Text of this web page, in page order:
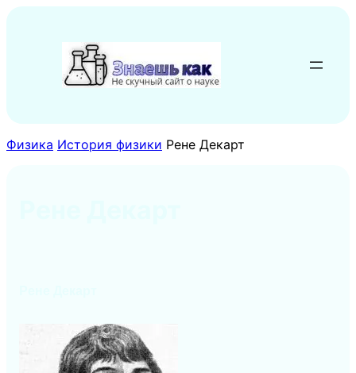
содержимому
Физика История физики Рене Декарт